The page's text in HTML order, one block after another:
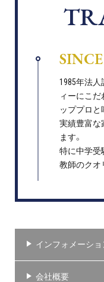
1985年法人
ィーにこだ
ッププロ
実績豊富な
ます。
特に中学受
教師のクオ
インフォメーショ
会社概要